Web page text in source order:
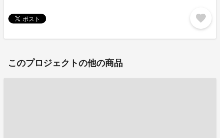
favorite
このプロジェクトの他の商品